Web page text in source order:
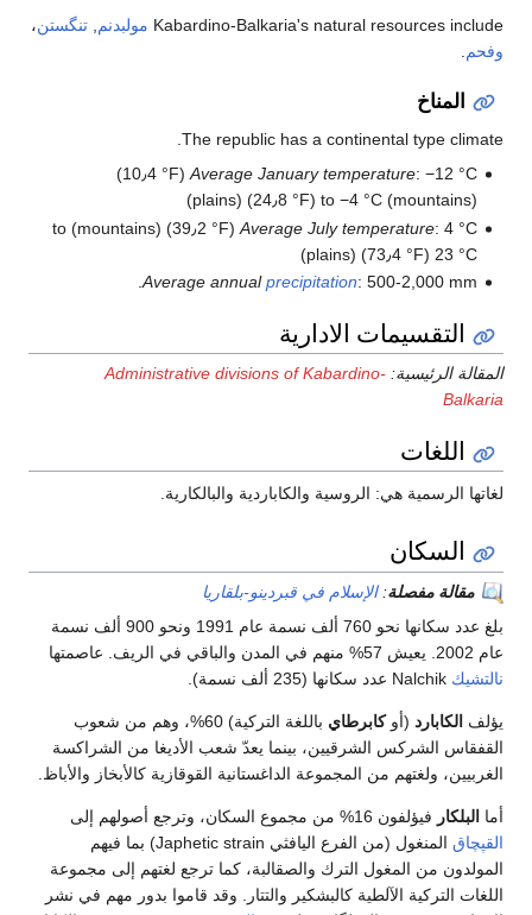
Kabardino-Balkaria's natural resources مولبدنم, تنگستن
المناخ
The republic has a continental type
Average January temperature
: −12 °C (10٫4 °F)
Average July temperature
: 4 °C (39٫2 °F) (mountains) to
Average annualprecipitation: 500-2,000
التقسيمات الادارية
الرئيسية:Administrative divisions of Kabardino-
اللغات
الرسمية هي: الروسية والكاباردية والبالكارية.
السكان
مفصلة: الإسلام في قبردينو-بلقاريا
بلغ عدد سكانها نحو 760 ألف نسمة عام 1991 ونحو 900 ألف نسمة
الكابارد (أوكابرطاي
باللغة التركية) 60%، وهم من شعوب
الشركس الشرقيين، بينما يعدّ شعب الأديغا من الشراكسة
ولغتهم من المجموعة الداغستانية القوقازية كالأبخاز والأباظ.
فيؤلفون 16% من مجموع السكان، وترجع أصولهم إلى
المنغول (من الفرع اليافثي Japhetic strain) بما فيهم
من المغول الترك والصقالبة، كما ترجع لغتهم إلى مجموعة
التركية الآلطية كالبشكير والتتار. وقد قاموا بدور مهم في نشر